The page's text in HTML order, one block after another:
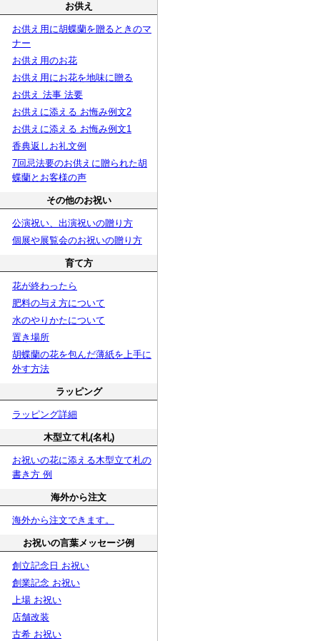
お供え
お供え用に胡蝶蘭を贈るときのマ
ナー
お供え用のお花
お供え用にお花を地味に贈る
お供え 法事 法要
お供えに添える お悔み例文2
お供えに添える お悔み例文1
香典返しお礼文例
7回忌法要のお供えに贈られた胡
蝶蘭とお客様の声
その他のお祝い
公演祝い、出演祝いの贈り方
個展や展覧会のお祝いの贈り方
育て方
花が終わったら
肥料の与え方について
水のやりかたについて
置き場所
胡蝶蘭の花を包んだ薄紙を上手に
外す方法
ラッピング
ラッピング詳細
木型立て札(名札)
お祝いの花に添える木型立て札の
書き方 例
海外から注文
海外から注文できます。
お祝いの言葉メッセージ例
創立記念日 お祝い
創業記念 お祝い
上場 お祝い
店舗改装
古希 お祝い